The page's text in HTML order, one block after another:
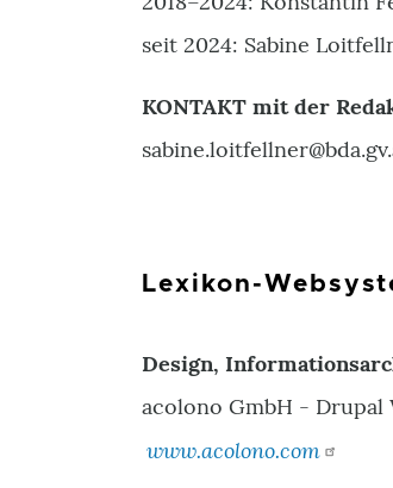
seit 2024: Sabine
KONTAKT mit der
Lexikon-
Design,
acolono GmbH - Drupal
www.acolono.com